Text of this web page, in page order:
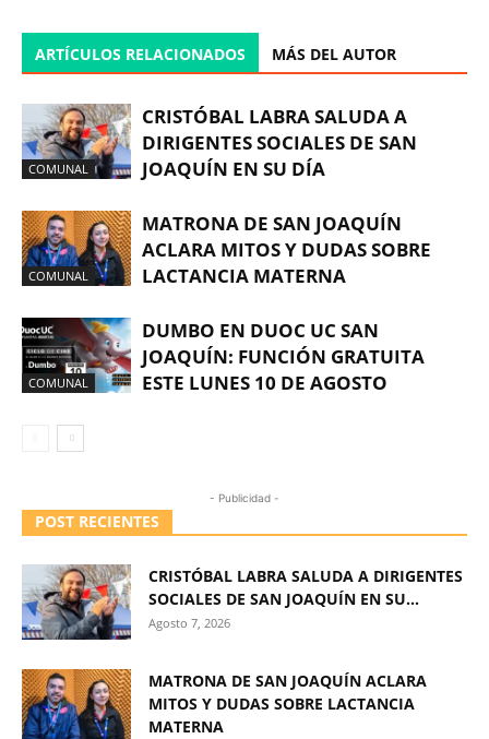
ARTÍCULOS RELACIONADOS MÁS DEL AUTOR
COMUNAL
CRISTÓBAL LABRA SALUDA A
DIRIGENTES SOCIALES DE SAN
JOAQUÍN EN SU DÍA
COMUNAL
MATRONA DE SAN JOAQUÍN
ACLARA MITOS Y DUDAS SOBRE
LACTANCIA MATERNA
COMUNAL
DUMBO EN DUOC UC SAN
JOAQUÍN: FUNCIÓN GRATUITA
ESTE LUNES 10 DE AGOSTO
- Publicidad -
POST RECIENTES
CRISTÓBAL LABRA SALUDA A DIRIGENTES
SOCIALES DE SAN JOAQUÍN EN SU...
Agosto 7, 2026
MATRONA DE SAN JOAQUÍN ACLARA
MITOS Y DUDAS SOBRE LACTANCIA
MATERNA